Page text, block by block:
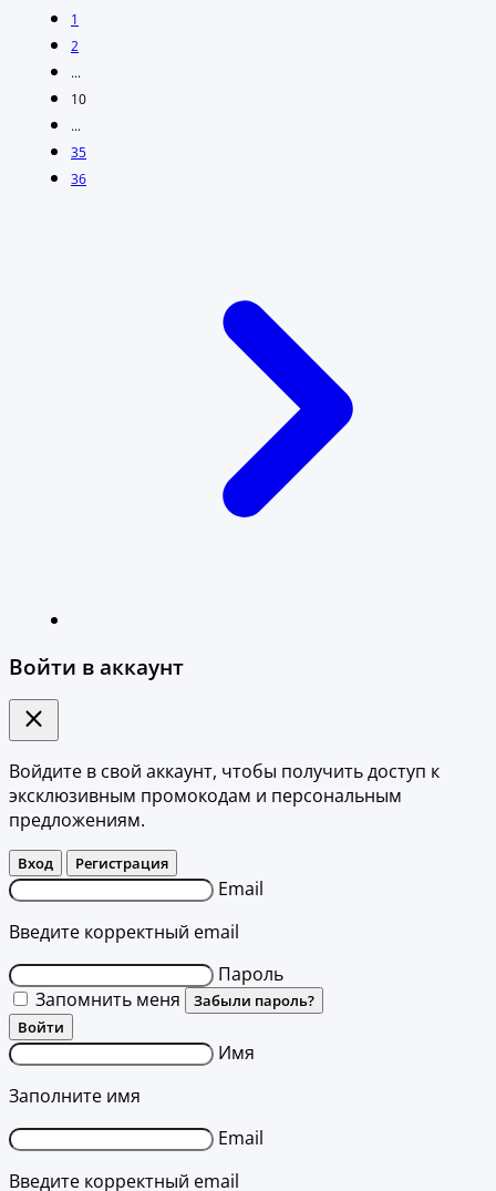
1
2
...
10
...
35
36
Войти в аккаунт
Войдите в свой аккаунт, чтобы получить доступ к
эксклюзивным промокодам и персональным
предложениям.
Вход Регистрация
Email
Введите корректный email
Пароль
Запомнить меня
Забыли пароль?
Войти
Имя
Заполните имя
Email
Введите корректный email